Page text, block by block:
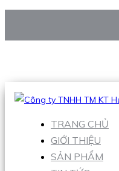
Hotline:0938 906 663
TRANG CHỦ
GIỚI THIỆU
SẢN PHẨM